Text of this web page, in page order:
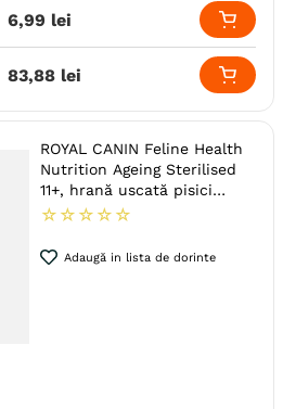
Plic
Royal Canin
6,99 lei
83,88 lei
ROYAL CANIN Feline Health
Nutrition Ageing Sterilised
11+, hrană uscată pisici
senior sterilizate,
400g
☆ ☆ ☆ ☆ ☆
Adaugă in lista de dorinte